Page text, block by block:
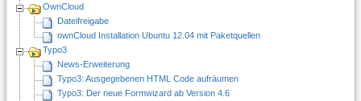
OwnCloud
Dateifreigabe
ownCloud Installation Ubuntu 12.04 mit Paketquellen
Typo3
News-Erweiterung
Typo3: Ausgegebenen HTML Code aufräumen
Typo3: Der neue Formwizard ab Version 4.6